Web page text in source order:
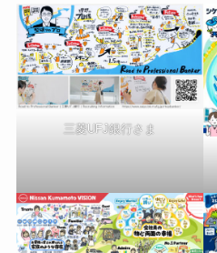
三菱UFJ銀行さま